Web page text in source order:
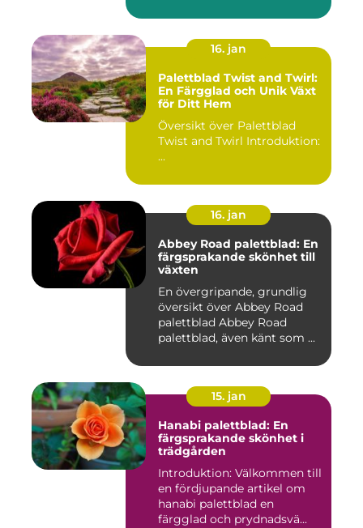
16. jan
Palettblad Twist and Twirl:
En Färgglad och Unik Växt
för Ditt Hem
Översikt över Palettblad
Twist and Twirl Introduktion:
...
16. jan
Abbey Road palettblad: En
färgsprakande skönhet till
växten
En övergripande, grundlig
översikt över Abbey Road
palettblad Abbey Road
palettblad, även känt som ...
15. jan
Hanabi palettblad: En
färgsprakande skönhet i
trädgården
Introduktion: Välkommen till
en fördjupande artikel om
hanabi palettblad en
färgglad och prydnadsvä...